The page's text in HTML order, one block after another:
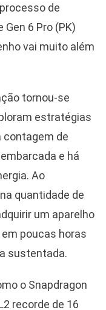
de
6 Pro (PK)
vai muito além
tornou-se
estratégias
de
e há
Ao
quantidade de
um aparelho
poucas horas
sustentada.
o Snapdragon
recorde de 16